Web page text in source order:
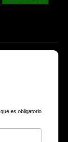
es obligatorio